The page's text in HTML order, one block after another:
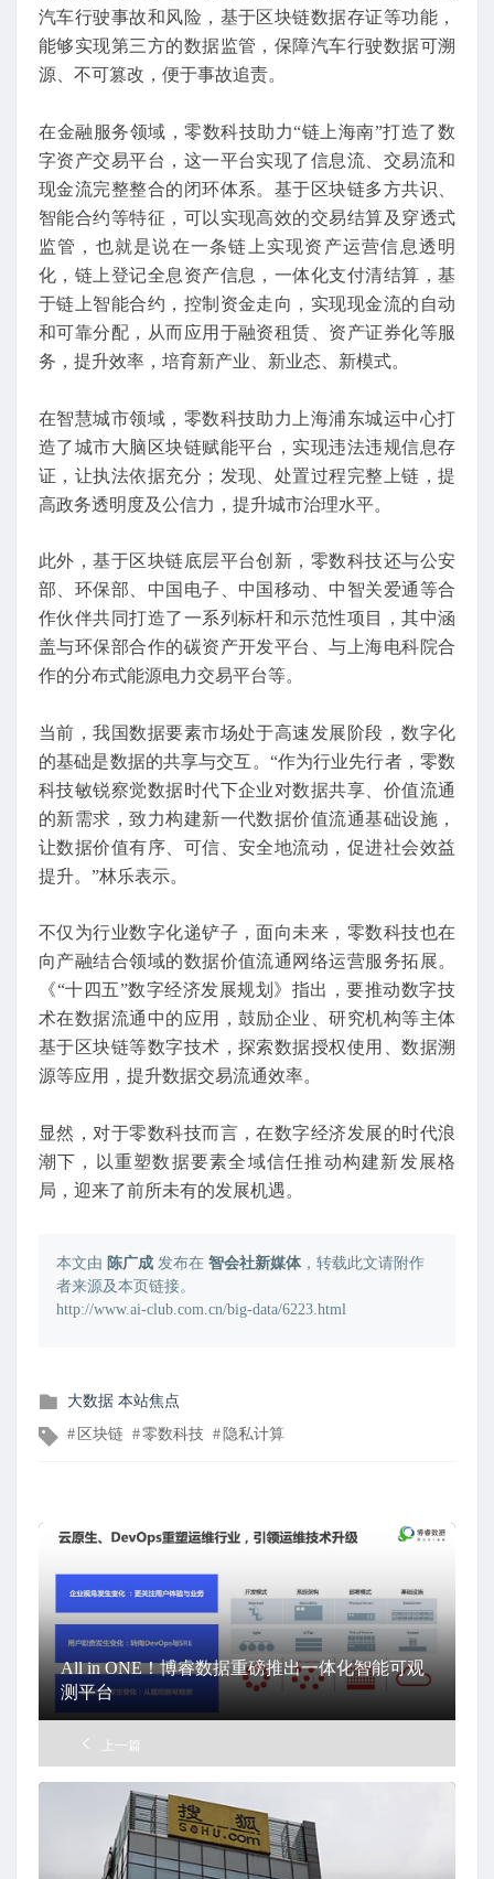
汽车行驶事故和风险，基于区块链数据存证等功能，
能够实现第三方的数据监管，保障汽车行驶数据可溯
源、不可篡改，便于事故追责。
在金融服务领域，零数科技助力“链上海南”打造了数
字资产交易平台，这一平台实现了信息流、交易流和
现金流完整整合的闭环体系。基于区块链多方共识、
智能合约等特征，可以实现高效的交易结算及穿透式
监管，也就是说在一条链上实现资产运营信息透明
化，链上登记全息资产信息，一体化支付清结算，基
于链上智能合约，控制资金走向，实现现金流的自动
和可靠分配，从而应用于融资租赁、资产证券化等服
务，提升效率，培育新产业、新业态、新模式。
在智慧城市领域，零数科技助力上海浦东城运中心打
造了城市大脑区块链赋能平台，实现违法违规信息存
证，让执法依据充分；发现、处置过程完整上链，提
高政务透明度及公信力，提升城市治理水平。
此外，基于区块链底层平台创新，零数科技还与公安
部、环保部、中国电子、中国移动、中智关爱通等合
作伙伴共同打造了一系列标杆和示范性项目，其中涵
盖与环保部合作的碳资产开发平台、与上海电科院合
作的分布式能源电力交易平台等。
当前，我国数据要素市场处于高速发展阶段，数字化
的基础是数据的共享与交互。“作为行业先行者，零数
科技敏锐察觉数据时代下企业对数据共享、价值流通
的新需求，致力构建新一代数据价值流通基础设施，
让数据价值有序、可信、安全地流动，促进社会效益
提升。”林乐表示。
不仅为行业数字化递铲子，面向未来，零数科技也在
向产融结合领域的数据价值流通网络运营服务拓展。
《“十四五”数字经济发展规划》指出，要推动数字技
术在数据流通中的应用，鼓励企业、研究机构等主体
基于区块链等数字技术，探索数据授权使用、数据溯
源等应用，提升数据交易流通效率。
显然，对于零数科技而言，在数字经济发展的时代浪
潮下，以重塑数据要素全域信任推动构建新发展格
局，迎来了前所未有的发展机遇。
本文由 陈广成 发布在 智会社新媒体，转载此文请附作
者来源及本页链接。
http://www.ai-club.com.cn/big-data/6223.html
发
在
大数据 本站焦点
文 区块链 零数科技 隐私计算
All in ONE！博睿数据重磅推出一体化智能可观
测平台
上一篇